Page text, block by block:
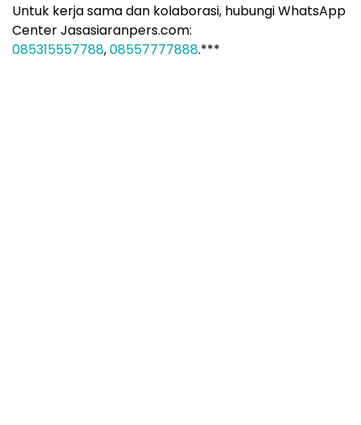
Untuk kerja sama dan kolaborasi, hubungi WhatsApp
Center Jasasiaranpers.com:
085315557788,08557777888.***